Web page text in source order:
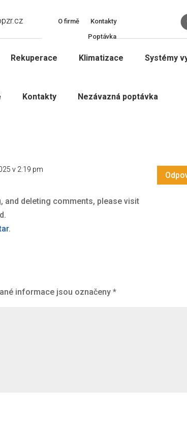
Rekuperace Klimatizace Systémy
Kontakty Nezávazná poptávka
O firmě
Kontakty
Poptávka
|1 komentář
delete it, then start writing!
v 2:19 pm
and deleting comments, please visit
.
informace jsou označeny*